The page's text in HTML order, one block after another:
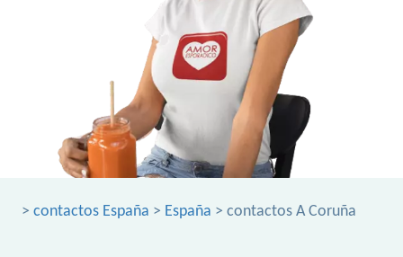
> contactos España > España > contactos A Coruña